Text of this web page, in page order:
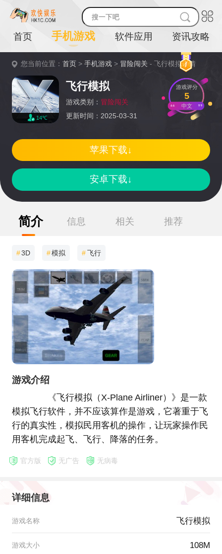
首页 手机游戏 软件应用 资讯攻略
您当前位置：首页 >手机游戏 > 冒险闯关 - 飞行模拟详情
14℃
飞行模拟
游戏类别： 冒险闯关
更新时间：2025-03-31
游戏评分
5
中文
安卓下载↓
苹果下载↓
简介 信息 相关 推荐
#3D #模拟 #飞行
游戏介绍
《飞行模拟（X-Plane Airliner）》是一款
模拟飞行软件，并不应该算作是游戏，它著重于飞
行的真实性，模拟民用客机的操作，让玩家操作民
用客机完成起飞、飞行、降落的任务。
官方版 无广告 无病毒
详细信息
游戏名称 飞行模拟
游戏大小 108M